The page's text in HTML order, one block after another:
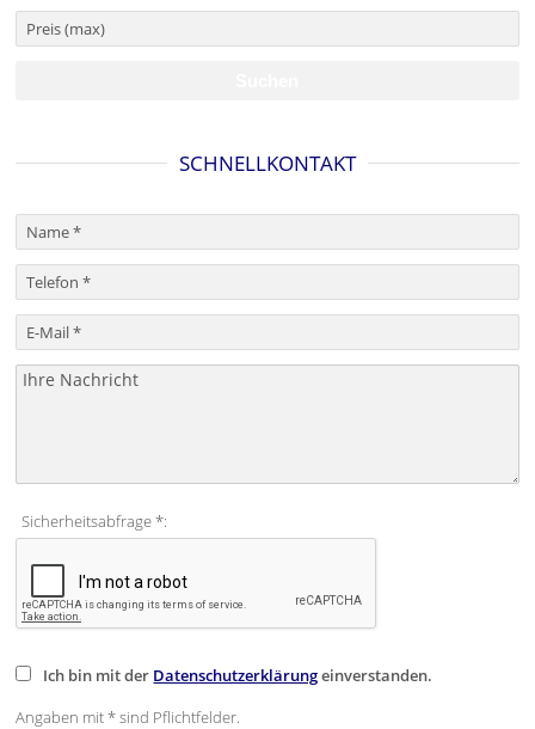
SCHNELLKONTAKT
Sicherheitsabfrage *:
Ich bin mit der Datenschutzerklärungeinverstanden.
Angaben mit * sind Pflichtfelder.